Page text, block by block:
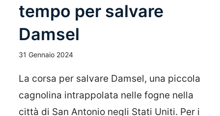
tempo per salvare
Damsel
31 Gennaio 2024
La corsa per salvare Damsel, una piccola
cagnolina intrappolata nelle fogne nella
città di San Antonio negli Stati Uniti. Per i